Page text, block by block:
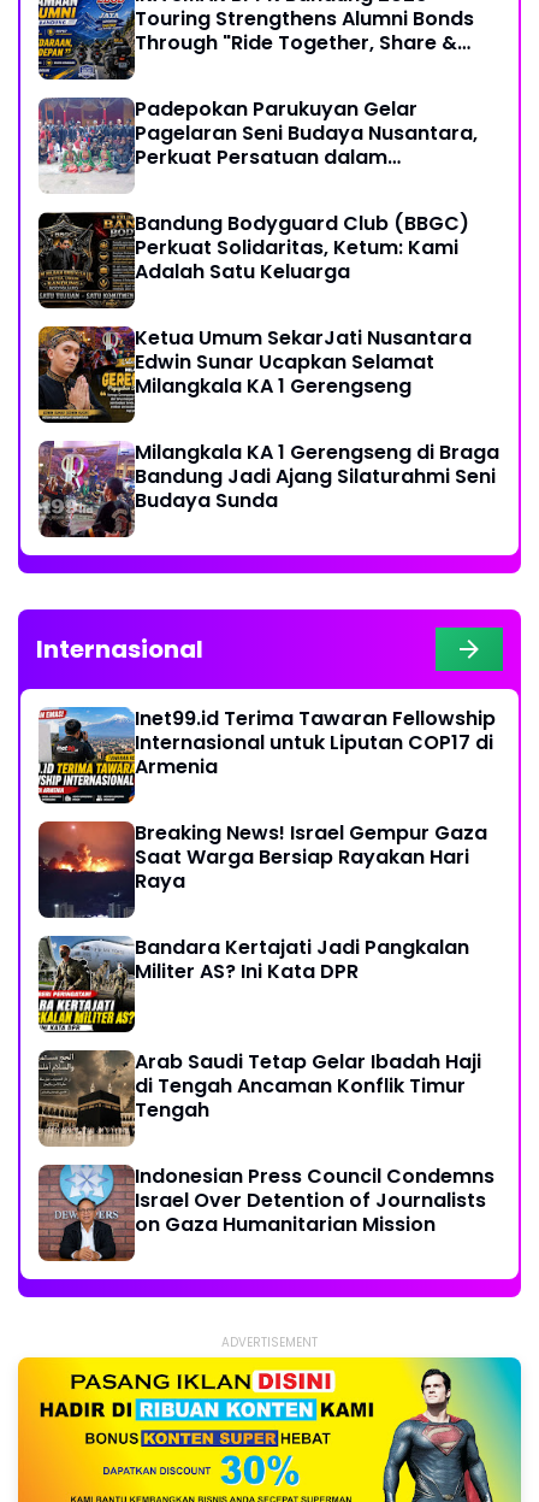
Touring Strengthens Alumni Bonds
Through "Ride Together, Share &
Padepokan Parukuyan Gelar
Pagelaran Seni Budaya Nusantara,
Perkuat Persatuan dalam
Bandung Bodyguard Club (BBGC)
Perkuat Solidaritas, Ketum: Kami
Adalah Satu Keluarga
Ketua Umum SekarJati Nusantara
Edwin Sunar Ucapkan Selamat
Milangkala KA 1 Gerengseng
Milangkala KA 1 Gerengseng di Braga
Bandung Jadi Ajang Silaturahmi Seni
Budaya Sunda
Internasional
Inet99.id Terima Tawaran Fellowship
Internasional untuk Liputan COP17 di
Armenia
Breaking News! Israel Gempur Gaza
Saat Warga Bersiap Rayakan Hari
Raya
Bandara Kertajati Jadi Pangkalan
Militer AS? Ini Kata DPR
Arab Saudi Tetap Gelar Ibadah Haji
di Tengah Ancaman Konflik Timur
Tengah
Indonesian Press Council Condemns
Israel Over Detention of Journalists
on Gaza Humanitarian Mission
ADVERTISEMENT